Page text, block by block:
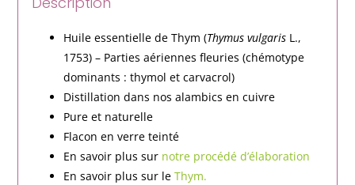
Huile essentielle de Thym (Thymus vulgarisL.,
1753) – Parties aériennes fleuries (chémotype
dominants : thymol et carvacrol)
Distillation dans nos alambics en cuivre
Pure et naturelle
Flacon en verre teinté
En savoir plus sur notre procédé d’élaboration
En savoir plus sur le Thym.